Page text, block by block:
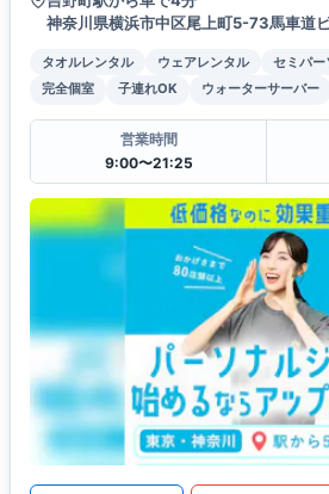
神奈川県横浜市中区尾上町5-73馬車道
タオルレンタル ウェアレンタル セミパー
完全個室
子連れOK ウォーターサーバー
営業時間
9:00〜21:25